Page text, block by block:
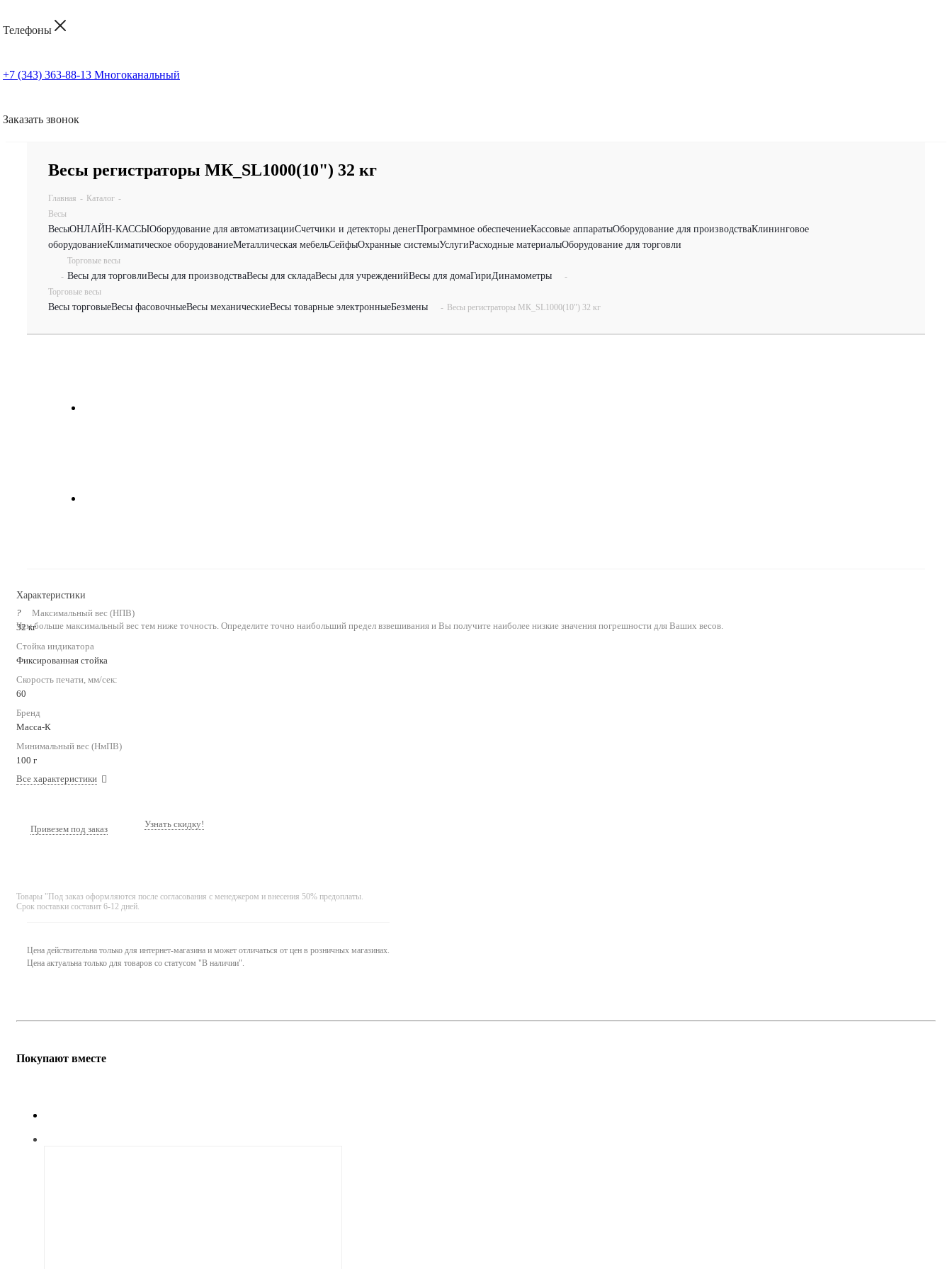
Телефоны
+7 (343) 363-88-13 Многоканальный
Заказать звонок
Весы регистраторы МК_SL1000(10") 32 кг
Главная - Каталог -
Весы
ВесыОНЛАЙН-КАССЫОборудование для автоматизацииСчетчики и детекторы денегПрограммное обеспечениеКассовые аппаратыОборудование для производстваКлининговое
оборудованиеКлиматическое оборудованиеМеталлическая мебельСейфыОхранные системыУслугиРасходные материалыОборудование для торговли
-
Торговые весы
Весы для торговлиВесы для производстваВесы для складаВесы для учрежденийВесы для домаГириДинамометры
-
Торговые весы
Весы торговыеВесы фасовочныеВесы механическиеВесы товарные электронныеБезмены - Весы регистраторы МК_SL1000(10") 32 кг
Характеристики
?
Чем больше максимальный вес тем ниже точность. Определите точно наибольший предел взвешивания и Вы получите наиболее низкие значения погрешности для Ваших весов.
Максимальный вес (НПВ)
32 кг
Стойка индикатора
Фиксированная стойка
Скорость печати, мм/сек:
60
Бренд
Масса-К
Минимальный вес (НмПВ)
100 г
Все характеристики
Привезем под заказ Узнать скидку!
Товары "Под заказ оформляются после согласования с менеджером и внесения 50% предоплаты.
Срок поставки составит 6-12 дней.
Цена действительна только для интернет-магазина и может отличаться от цен в розничных магазинах.
Цена актуальна только для товаров со статусом "В наличии".
Покупают вместе